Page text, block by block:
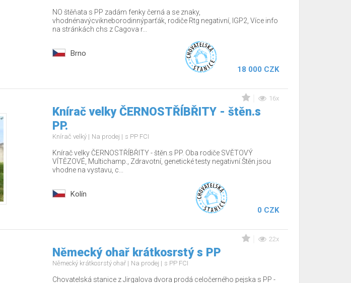
NO štěňata s PP zadám fenky černá a se znaky,
vhodnénavýcvikneborodinnýparťák, rodiče Rtg negativní, IGP2, Více info
na stránkách chs z Cagova r...
Brno
18 000 CZK
16x
Knírač velky ČERNOSTŘÍBŘITY - štěn.s
PP.
Knírač velký Na prodej s PP FCI
Knírač velky ČERNOSTŘÍBŘITY - štěn.s PP. Oba rodiče SVĚTOVÝ
VÍTĚZOVÉ, Multichamp., Zdravotní, genetické testy negativní.Štěn.jsou
vhodne na vystavu, c...
Kolín
0 CZK
22x
Německý ohař krátkosrstý s PP
Německý krátkosrstý ohař Na prodej s PP FCI
Chovatelská stanice z Jirgalova dvora prodá celočerného pejska s PP -